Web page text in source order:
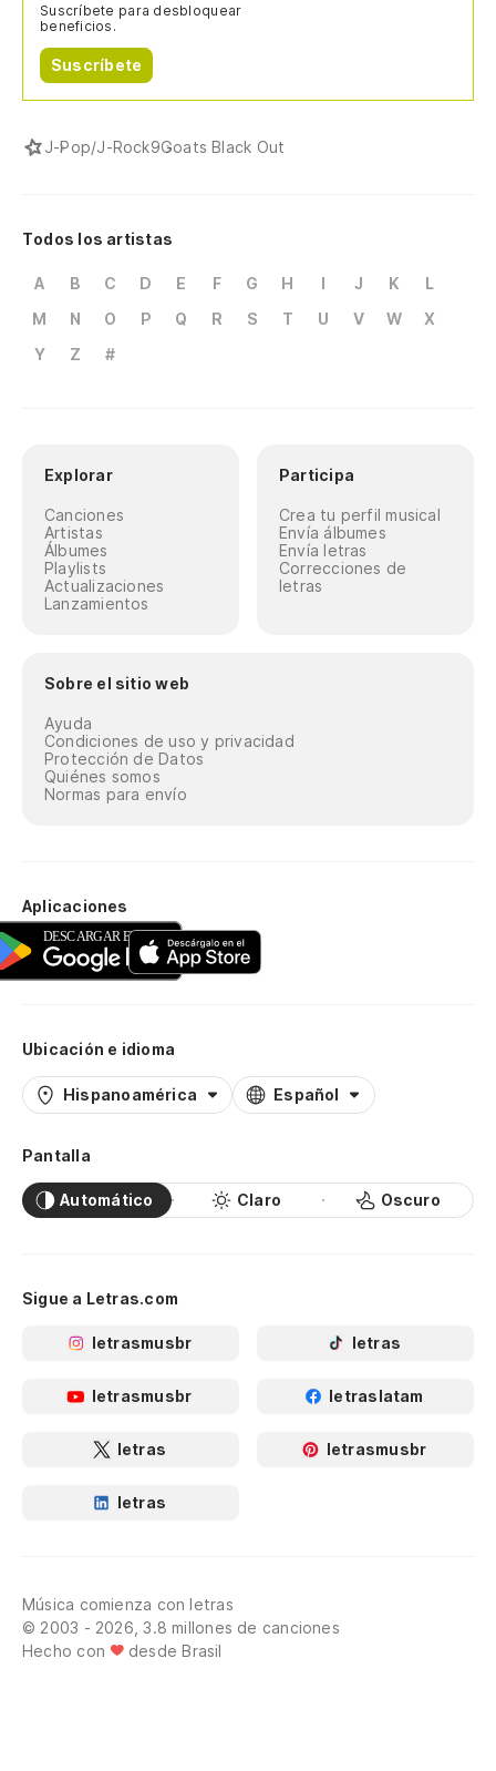
Suscríbete para desbloquear
beneficios.
Suscríbete
J-Pop/J-Rock9Goats Black Out
Todos los artistas
A B C D E F G H I J K
L
M
N O P Q R S T U V W
X
Y
Z #
Explorar
Canciones
Artistas
Álbumes
Playlists
Actualizaciones
Lanzamientos
Participa
Crea tu perfil musical
Envía álbumes
Envía letras
Correcciones de
letras
Sobre el sitio web
Ayuda
Condiciones de uso y privacidad
Protección de Datos
Quiénes somos
Normas para envío
Aplicaciones
Ubicación e idioma
Hispanoamérica Español
Pantalla
Automático Claro Oscuro
Sigue a Letras.com
letrasmusbr letras
letrasmusbr letraslatam
letras letrasmusbr
letras
Música comienza con letras
© 2003 - 2026, 3.8 millones de canciones
Hecho con
desde Brasil